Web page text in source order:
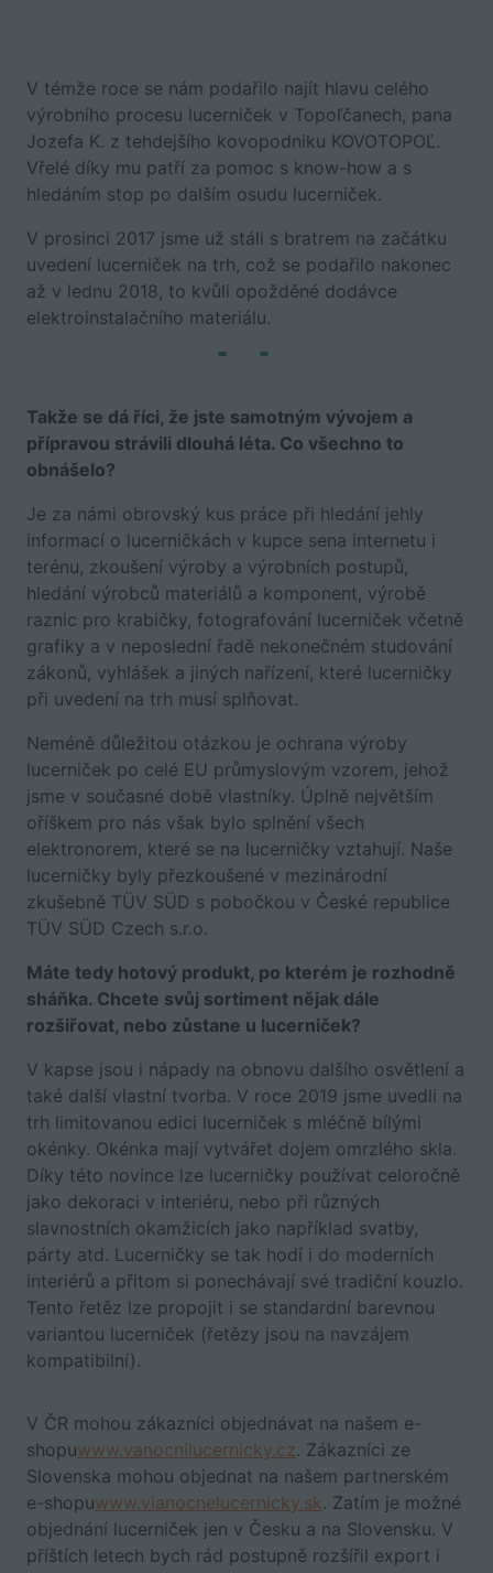
V témže roce se nám podařilo najít hlavu celého
výrobního procesu lucerniček v Topoľčanech, pana
Jozefa K. z tehdejšího kovopodniku KOVOTOPOĽ.
Vřelé díky mu patří za pomoc s know-how a s
hledáním stop po dalším osudu lucerniček.
V prosinci 2017 jsme už stáli s bratrem na začátku
uvedení lucerniček na trh, což se podařilo nakonec
až v lednu 2018, to kvůli opožděné dodávce
elektroinstalačního materiálu.
Takže se dá říci, že jste samotným vývojem a
přípravou strávili dlouhá léta. Co všechno to
obnášelo?
Je za námi obrovský kus práce při hledání jehly
informací o lucerničkách v kupce sena internetu i
terénu, zkoušení výroby a výrobních postupů,
hledání výrobců materiálů a komponent, výrobě
raznic pro krabičky, fotografování lucerniček včetně
grafiky a v neposlední řadě nekonečném studování
zákonů, vyhlášek a jiných nařízení, které lucerničky
při uvedení na trh musí splňovat.
Neméně důležitou otázkou je ochrana výroby
lucerniček po celé EU průmyslovým vzorem, jehož
jsme v současné době vlastníky. Úplně největším
oříškem pro nás však bylo splnění všech
elektronorem, které se na lucerničky vztahují. Naše
lucerničky byly přezkoušené v mezinárodní
zkušebně TÜV SÜD s pobočkou v České republice
TÜV SÜD Czech s.r.o.
Máte tedy hotový produkt, po kterém je rozhodně
sháňka. Chcete svůj sortiment nějak dále
rozšiřovat, nebo zůstane u lucerniček?
V kapse jsou i nápady na obnovu dalšího osvětlení a
také další vlastní tvorba. V roce 2019 jsme uvedli na
trh limitovanou edici lucerniček s mléčně bílými
okénky. Okénka mají vytvářet dojem omrzlého skla.
Díky této novince lze lucerničky používat celoročně
jako dekoraci v interiéru, nebo při různých
slavnostních okamžicích jako například svatby,
párty atd. Lucerničky se tak hodí i do moderních
interiérů a přitom si ponechávají své tradiční kouzlo.
Tento řetěz lze propojit i se standardní barevnou
variantou lucerniček (řetězy jsou na navzájem
kompatibilní).
V ČR mohou zákazníci objednávat na našem e-
shopuwww.vanocnilucernicky.cz. Zákazníci ze
Slovenska mohou objednat na našem partnerském
e-shopuwww.vianocnelucernicky.sk. Zatím je možné
objednání lucerniček jen v Česku a na Slovensku. V
příštích letech bych rád postupně rozšířil export i